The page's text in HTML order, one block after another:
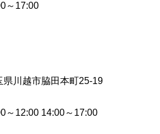
～17:00
川越市脇田本町25-19
～12:00 14:00～17:00